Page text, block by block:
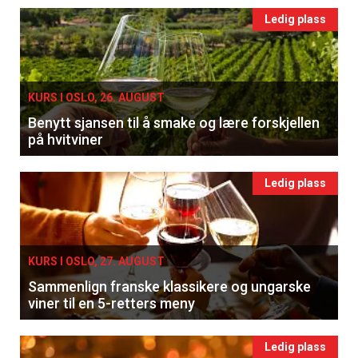
Ledig plass
KURS I OSLO, 26. AUGUST
Benytt sjansen til å smake og lære forskjellen
på hvitviner
Ledig plass
KURS I OSLO, 27. AUGUST
Sammenlign franske klassikere og ungarske
viner til en 5-retters meny
Ledig plass